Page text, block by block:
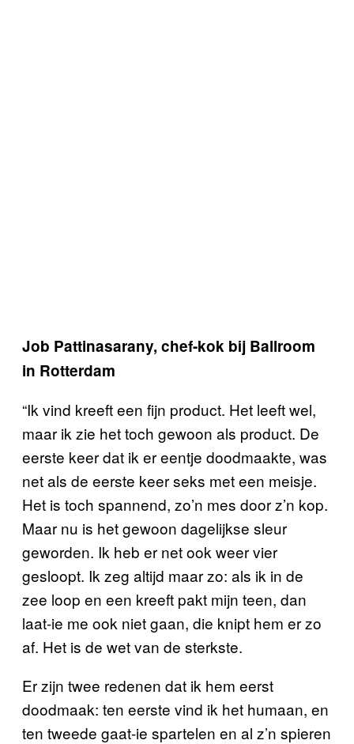
Job Pattinasarany, chef-kok bij Ballroom
in Rotterdam
“Ik vind kreeft een fijn product. Het leeft wel,
maar ik zie het toch gewoon als product. De
eerste keer dat ik er eentje doodmaakte, was
net als de eerste keer seks met een meisje.
Het is toch spannend, zo’n mes door z’n kop.
Maar nu is het gewoon dagelijkse sleur
geworden. Ik heb er net ook weer vier
gesloopt. Ik zeg altijd maar zo: als ik in de
zee loop en een kreeft pakt mijn teen, dan
laat-ie me ook niet gaan, die knipt hem er zo
af. Het is de wet van de sterkste.
Er zijn twee redenen dat ik hem eerst
doodmaak: ten eerste vind ik het humaan, en
ten tweede gaat-ie spartelen en al z’n spieren